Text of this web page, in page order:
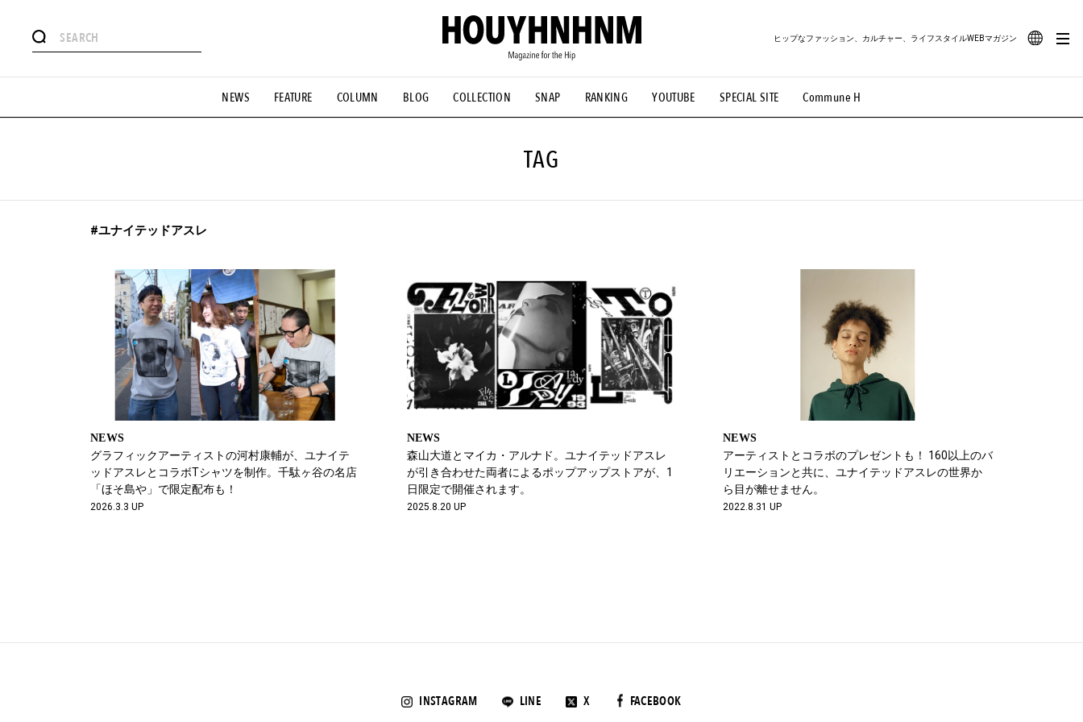
NEWS FEATURE COLUMN BLOG COLLECTION SNAP RANKING YOUTUBE SPECIAL SITE Commune H
ヒップなファッション、カルチャー、ライフスタイルWEBマガジン
#憧れの逸品 #ESSENTIAL DESIGNS #古着サミット #NEW VINTAGE #マイナーグッド図鑑 #路地裏てぃーん。 #MONTHLY JOURNAL
#GH 銘品の所以 #フイナムのYouTube #Commune H #FOCUS IT #AH.H #ととけん #FASHION #MUSIC #MOVIE #LIFESTYLE #SNEAKER #OUTDOOR
TAG
#ユナイテッドアスレ
NEWS
グラフィックアーティストの河村康輔が、ユナイテ
ッドアスレとコラボTシャツを制作。千駄ヶ谷の名店
「ほそ島や」で限定配布も！
2026.3.3 UP
NEWS
森山大道とマイカ・アルナド。ユナイテッドアスレ
が引き合わせた両者によるポップアップストアが、1
日限定で開催されます。
2025.8.20 UP
NEWS
アーティストとコラボのプレゼントも！ 160以上のバ
リエーションと共に、ユナイテッドアスレの世界か
ら目が離せません。
2022.8.31 UP
INSTAGRAM LINE X FACEBOOK